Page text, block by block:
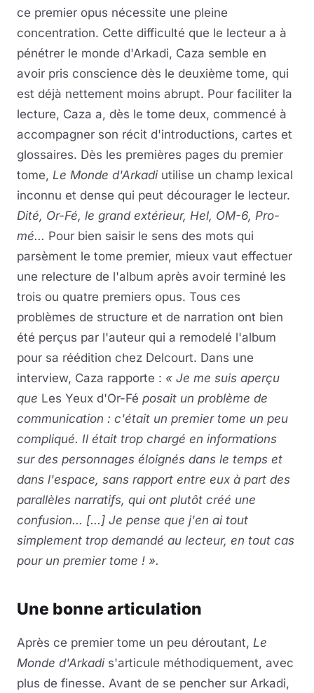
ce premier opus nécessite une pleine
concentration. Cette difficulté que le lecteur a à
pénétrer le monde d'Arkadi, Caza semble en
avoir pris conscience dès le deuxième tome, qui
est déjà nettement moins abrupt. Pour faciliter la
lecture, Caza a, dès le tome deux, commencé à
accompagner son récit d'introductions, cartes et
glossaires. Dès les premières pages du premier
tome, Le Monde d'Arkadi utilise un champ lexical
inconnu et dense qui peut décourager le lecteur.
Dité, Or-Fé, le grand extérieur, Hel, OM-6, Pro-
mé... Pour bien saisir le sens des mots qui
parsèment le tome premier, mieux vaut effectuer
une relecture de l'album après avoir terminé les
trois ou quatre premiers opus. Tous ces
problèmes de structure et de narration ont bien
été perçus par l'auteur qui a remodelé l'album
pour sa réédition chez Delcourt. Dans une
interview, Caza rapporte : « Je me suis aperçu
que Les Yeux d'Or-Fé posait un problème de
communication : c'était un premier tome un peu
compliqué. Il était trop chargé en informations
sur des personnages éloignés dans le temps et
dans l'espace, sans rapport entre eux à part des
parallèles narratifs, qui ont plutôt créé une
confusion... [...] Je pense que j'en ai tout
simplement trop demandé au lecteur, en tout cas
pour un premier tome ! ».
Une bonne articulation
Après ce premier tome un peu déroutant, Le
Monde d'Arkadi s'articule méthodiquement, avec
plus de finesse. Avant de se pencher sur Arkadi,